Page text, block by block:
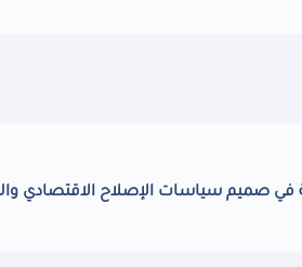
صميم سياسات الإصلاح الاقتصادي